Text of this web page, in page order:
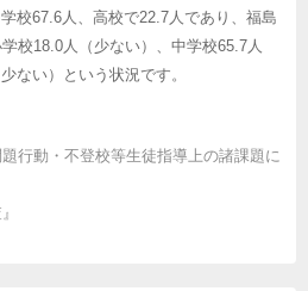
校67.6人、高校で22.7人であり、福島
校18.0人（少ない）、中学校65.7人
ない）という状況です。
行動・不登校等生徒指導上の諸課題に